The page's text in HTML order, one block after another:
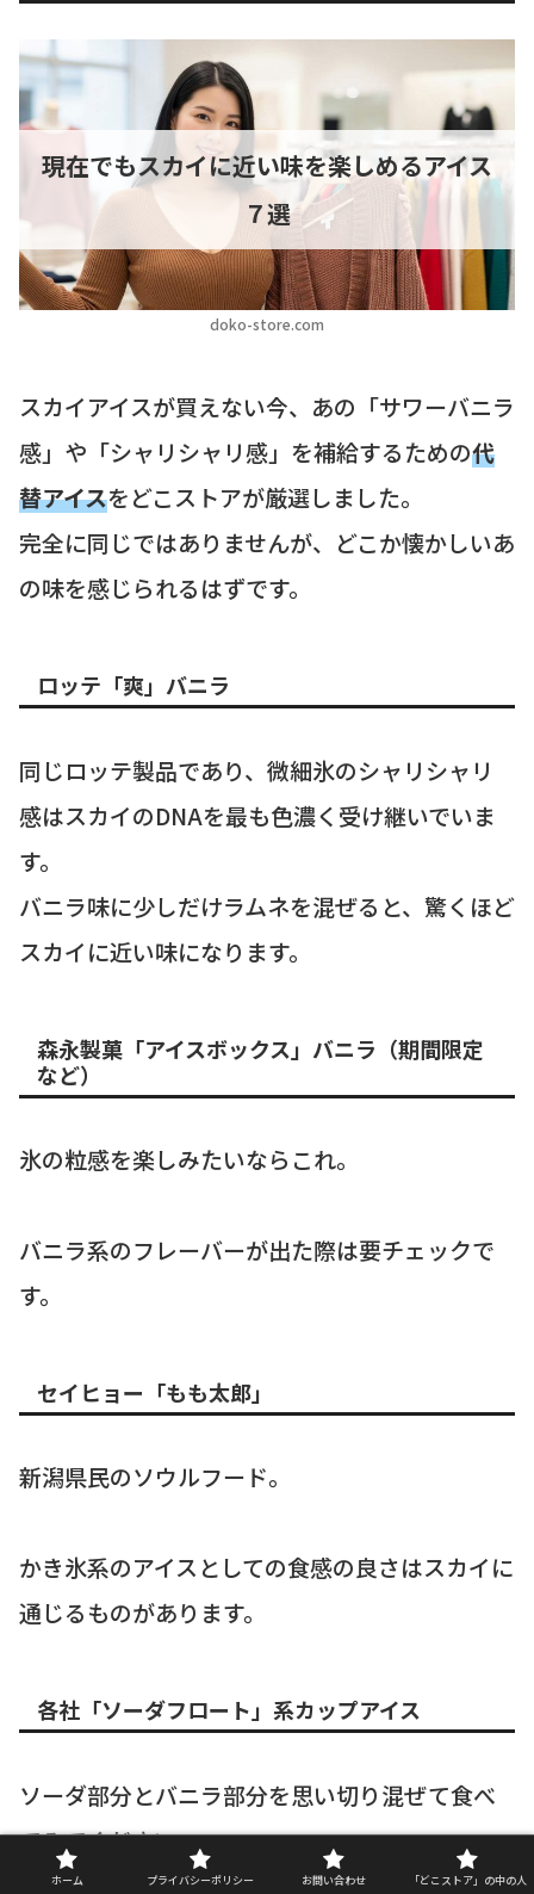
doko-store.com
現在でもスカイに近い味を楽しめるアイス
７選
スカイアイスが買えない今、あの「サワーバニラ
感」や「シャリシャリ感」を補給するための代
替アイスをどこストアが厳選しました。
完全に同じではありませんが、どこか懐かしいあ
の味を感じられるはずです。
ロッテ「爽」バニラ
同じロッテ製品であり、微細氷のシャリシャリ
感はスカイのDNAを最も色濃く受け継いでいま
す。
バニラ味に少しだけラムネを混ぜると、驚くほど
スカイに近い味になります。
森永製菓「アイスボックス」バニラ（期間限定
など）
氷の粒感を楽しみたいならこれ。
バニラ系のフレーバーが出た際は要チェックで
す。
セイヒョー「もも太郎」
新潟県民のソウルフード。
かき氷系のアイスとしての食感の良さはスカイに
通じるものがあります。
各社「ソーダフロート」系カップアイス
ソーダ部分とバニラ部分を思い切り混ぜて食べ
てみてください。
あのスカイ特有の「青い空のような爽やかさ」
ホーム プライバシーポリシー お問い合わせ 「どこストア」の中の人